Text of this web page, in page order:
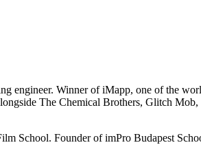
engineer. Winner of iMapp, one of the
The Chemical Brothers, Glitch Mob,
School. Founder of imPro Budapest